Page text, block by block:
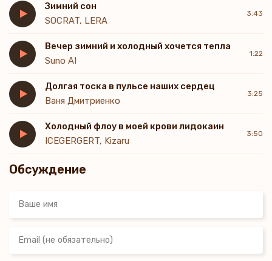
Зимний сон
SOCRAT, LERA
3:43
Вечер зимний и холодный хочется тепла
Suno AI
1:22
Долгая тоска в пульсе наших сердец
Ваня Дмитриенко
3:25
Холодный флоу в моей крови лидокаин
ICEGERGERT, Kizaru
3:50
Обсуждение